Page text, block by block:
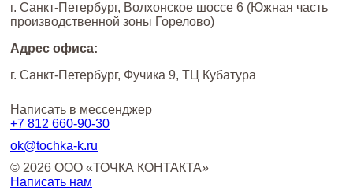
г. Санкт-Петербург, Волхонское шоссе 6 (Южная часть
производственной зоны Горелово)
Адрес офиса:
г. Санкт-Петербург, Фучика 9, ТЦ Кубатура
Написать в мессенджер
+7 812 660-90-30
ok@tochka-k.ru
© 2026 ООО «ТОЧКА КОНТАКТА»
Написать нам